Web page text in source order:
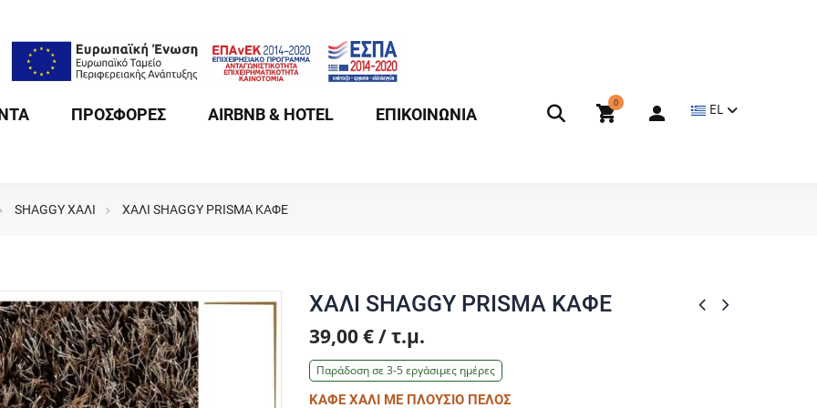
0 EL
ΠΡΟΣΦΟΡΕΣ AIRBNB & HOTEL ΕΠΙΚΟΙΝΩΝΙΑ
SHAGGY ΧΑΛΙ ΧΑΛΙ SHAGGY PRISMA ΚΑΦΕ
ΧΑΛΙ SHAGGY PRISMA ΚΑΦΕ
39,00 € / τ.μ.
Παράδοση σε 3-5 εργάσιμες ημέρες
ΚΑΦΕ ΧΑΛΙ ΜΕ ΠΛΟΥΣΙΟ ΠΕΛΟΣ